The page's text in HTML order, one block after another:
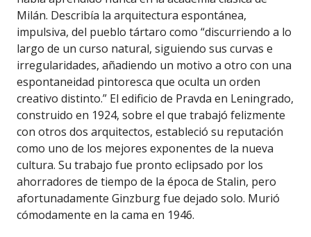
Milán. Describía la arquitectura espontánea,
impulsiva, del pueblo tártaro como “discurriendo a lo
largo de un curso natural, siguiendo sus curvas e
irregularidades, añadiendo un motivo a otro con una
espontaneidad pintoresca que oculta un orden
creativo distinto.” El edificio de Pravda en Leningrado,
construido en 1924, sobre el que trabajó felizmente
con otros dos arquitectos, estableció su reputación
como uno de los mejores exponentes de la nueva
cultura. Su trabajo fue pronto eclipsado por los
ahorradores de tiempo de la época de Stalin, pero
afortunadamente Ginzburg fue dejado solo. Murió
cómodamente en la cama en 1946.